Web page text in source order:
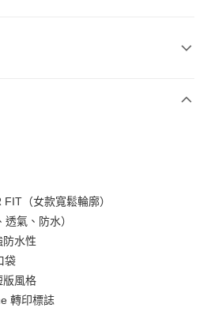
（女款寬鬆輪廓）
氣、防水）
防水性
袋
版風格
轉印標誌